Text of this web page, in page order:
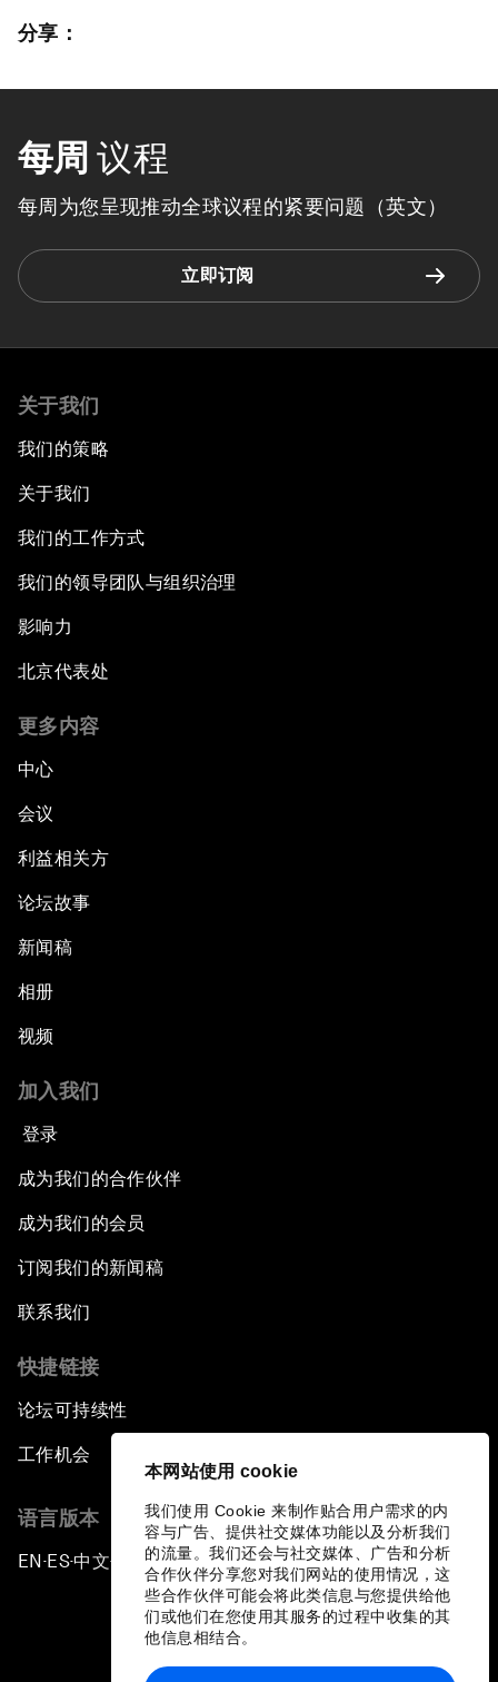
本网站使用 cookie
我们使用 Cookie 来制作贴合用户需求的内
容与广告、提供社交媒体功能以及分析我们
的流量。我们还会与社交媒体、广告和分析
合作伙伴分享您对我们网站的使用情况，这
些合作伙伴可能会将此类信息与您提供给他
们或他们在您使用其服务的过程中收集的其
他信息相结合。
分享：
每周 议程
每周为您呈现推动全球议程的紧要问题（英文）
立即订阅
关于我们
我们的策略
关于我们
我们的工作方式
我们的领导团队与组织治理
影响力
北京代表处
更多内容
中心
会议
利益相关方
论坛故事
新闻稿
相册
视频
加入我们
登录
成为我们的合作伙伴
成为我们的会员
订阅我们的新闻稿
联系我们
快捷链接
论坛可持续性
工作机会
语言版本
EN ▪ES▪中文▪ 日本語